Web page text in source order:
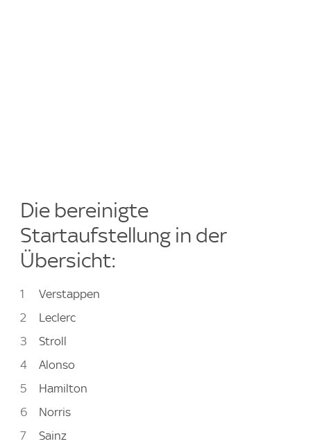
Die bereinigte
Startaufstellung in der
Übersicht:
Verstappen
Leclerc
Stroll
Alonso
Hamilton
Norris
Sainz